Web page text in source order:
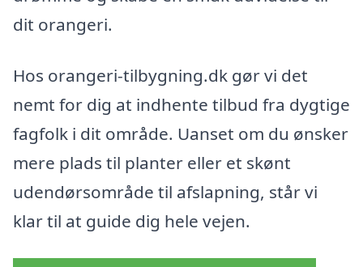
dit orangeri.
Hos orangeri-tilbygning.dk gør vi det
nemt for dig at indhente tilbud fra dygtige
fagfolk i dit område. Uanset om du ønsker
mere plads til planter eller et skønt
udendørsområde til afslapning, står vi
klar til at guide dig hele vejen.